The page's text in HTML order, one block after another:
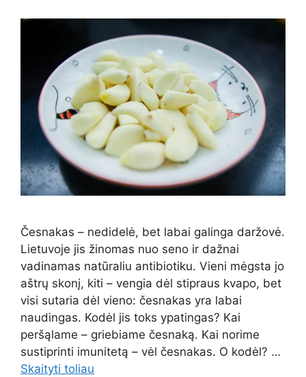
Česnakas – nedidelė, bet labai galinga daržovė.
Lietuvoje jis žinomas nuo seno ir dažnai
vadinamas natūraliu antibiotiku. Vieni mėgsta jo
aštrų skonį, kiti – vengia dėl stipraus kvapo, bet
visi sutaria dėl vieno: česnakas yra labai
naudingas. Kodėl jis toks ypatingas? Kai
peršąlame – griebiame česnaką. Kai norime
sustiprinti imunitetą – vėl česnakas. O kodėl? …
Skaityti toliau